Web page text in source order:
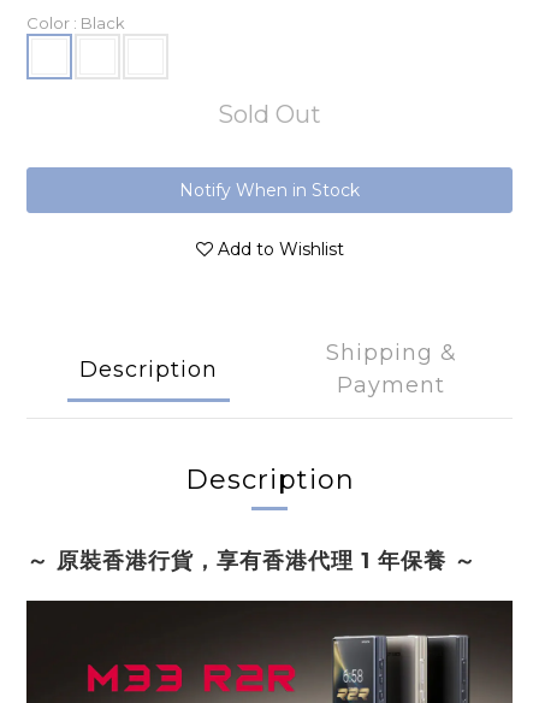
Color : Black
Sold Out
Notify When in Stock
Add to Wishlist
Description
Shipping &
Payment
Description
～ 原裝香港行貨， 享有香港代理 1 年保養 ～